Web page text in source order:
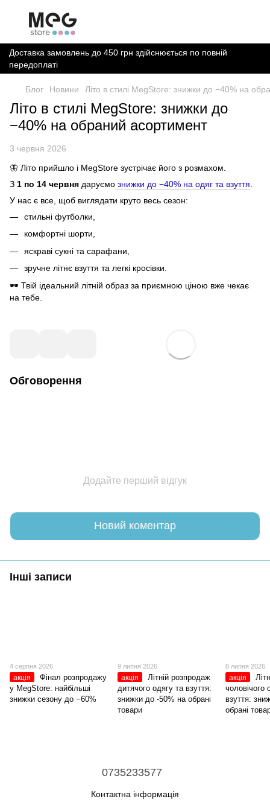
Доставка замовлень до 450 грн здійснюється по повній
передоплаті
Блог Новини Літо в стилі MegStore: знижки до −40% на
Літо в стилі MegStore: знижки до
−40% на обраний асортимент
3 червня 2026
🦋 Літо прийшло і MegStore зустрічає його з розмахом.
З 1 по 14 червня даруємо знижки до −40% на одяг та взуття
У нас є все, щоб виглядати круто весь сезон:
стильні футболки,
комфортні шорти,
яскраві сукні та сарафани,
зручне літнє взуття та легкі кросівки.
🕶️ Твій ідеальний літній образ за приємною ціною вже чекає
на тебе.
Обговорення
Додайте перший відгук
Новий коментар
Інші записи
4 серпня 2026
акція
Фінал розпродажу
у MegStore: найбільші
знижки сезону до −60%
9 липня 2026
акція
Літній розпродаж
дитячого одягу та взуття:
знижки до -50% на обрані
товари
8 липня 2026
акція
чоловічого
взуття:
обрані
0735233577
Контактна інформація